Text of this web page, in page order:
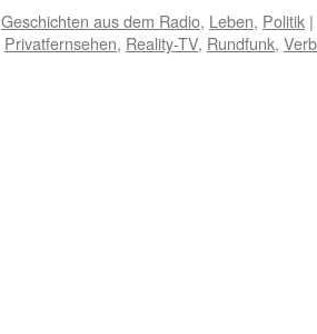
Geschichten aus dem Radio, Leben, Politik |
Privatfernsehen, Reality-TV, Rundfunk,